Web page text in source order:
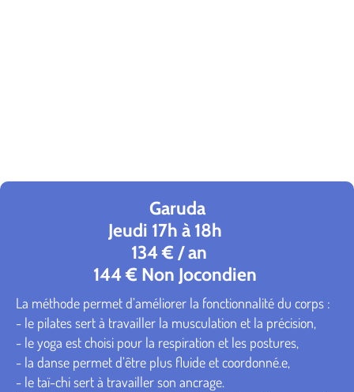
Garuda
Jeudi 17h à 18h
134 € / an
144 € Non Jocondien
La méthode permet d’améliorer la fonctionnalité du corps :
- le pilates sert à travailler la musculation et la précision,
- le yoga est choisi pour la respiration et les postures,
- la danse permet d’être plus fluide et coordonné.e,
- le taï-chi sert à travailler son ancrage.